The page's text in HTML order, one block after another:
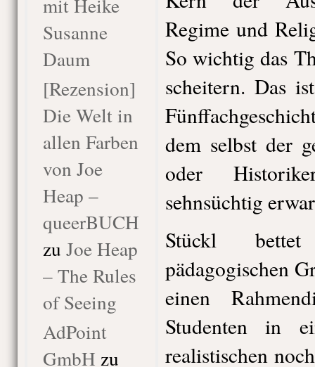
mit Heike
Susanne
Daum
[Rezension]
Die Welt in
allen Farben
von Joe
Heap –
queerBUCH
zu Joe Heap
– The Rules
of Seeing
AdPoint
GmbH zu
Regime und
So wichtig das
scheitern. Das
dem selbst der
oder
sehnsüchtig
Stückl
pädagogischen
einen
Studenten in
realistischen